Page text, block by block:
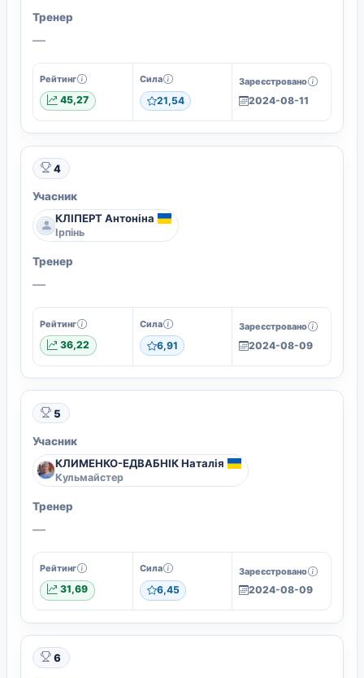
Тренер
—
Рейтинг
45,27
Сила
21,54
Зареєстровано
2024-08-11
4
Учасник
КЛІПЕРТ Антоніна
Ірпінь
Тренер
—
Рейтинг
36,22
Сила
6,91
Зареєстровано
2024-08-09
5
Учасник
КЛИМЕНКО-ЕДВАБНІК Наталія
Кульмайстер
Тренер
—
Рейтинг
31,69
Сила
6,45
Зареєстровано
2024-08-09
6